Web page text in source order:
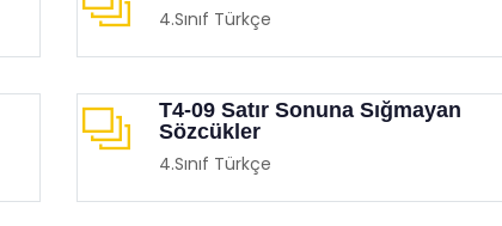
4.Sınıf Türkçe
T4-09 Satır Sonuna Sığmayan
Sözcükler
4.Sınıf Türkçe